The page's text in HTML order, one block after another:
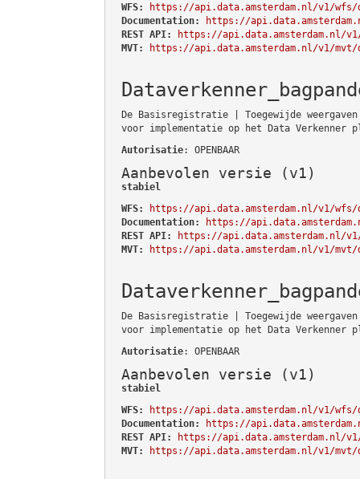
WFS:
https://api.data.amsterdam.nl/v1/wfs/
Documentation:
https://
REST API:
https://api.data.amsterdam.nl/
MVT:
https://api.data.amsterdam.nl/v1/mvt/
De Basisregistratie | Toegewijde
voor implementatie op het Data Verkenner
Autorisatie: OPENBAAR
Aanbevolen versie (v1)
stabiel
WFS:
https://api.data.amsterdam.nl/v1/wfs/
Documentation:
https://
REST API:
https://api.data.amsterdam.nl/v1/
MVT:
https://api.data.amsterdam.nl/v1/mvt/
De Basisregistratie | Toegewijde
voor implementatie op het Data Verkenner
Autorisatie: OPENBAAR
Aanbevolen versie (v1)
stabiel
WFS:
https://api.data.amsterdam.nl/v1/wfs/
Documentation:
https://
REST API:
https://api.data.amsterdam.nl/v1/
MVT:
https://api.data.amsterdam.nl/v1/mvt/